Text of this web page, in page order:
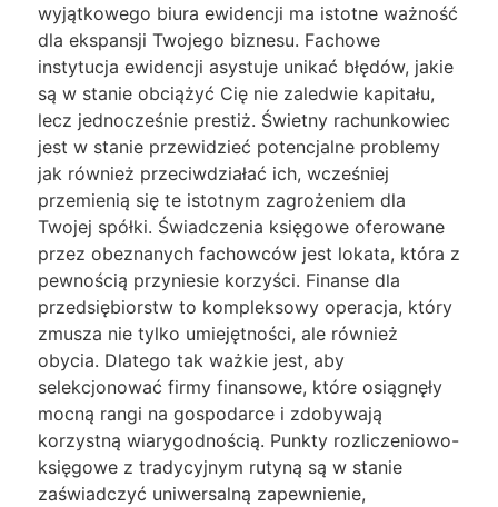
wyjątkowego biura ewidencji ma istotne ważność
dla ekspansji Twojego biznesu. Fachowe
instytucja ewidencji asystuje unikać błędów, jakie
są w stanie obciążyć Cię nie zaledwie kapitału,
lecz jednocześnie prestiż. Świetny rachunkowiec
jest w stanie przewidzieć potencjalne problemy
jak również przeciwdziałać ich, wcześniej
przemienią się te istotnym zagrożeniem dla
Twojej spółki. Świadczenia księgowe oferowane
przez obeznanych fachowców jest lokata, która z
pewnością przyniesie korzyści. Finanse dla
przedsiębiorstw to kompleksowy operacja, który
zmusza nie tylko umiejętności, ale również
obycia. Dlatego tak ważkie jest, aby
selekcjonować firmy finansowe, które osiągnęły
mocną rangi na gospodarce i zdobywają
korzystną wiarygodnością. Punkty rozliczeniowo-
księgowe z tradycyjnym rutyną są w stanie
zaświadczyć uniwersalną zapewnienie,